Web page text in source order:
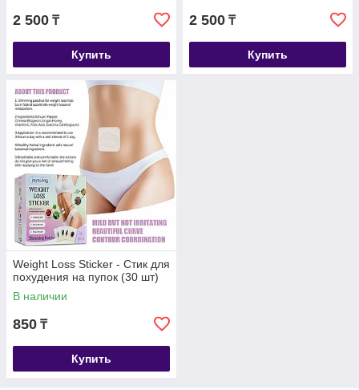
2 500 ₸
Купить
2 500 ₸
Купить
Weight Loss Sticker - Стик для
похудения на пупок (30 шт)
В наличии
850 ₸
Купить